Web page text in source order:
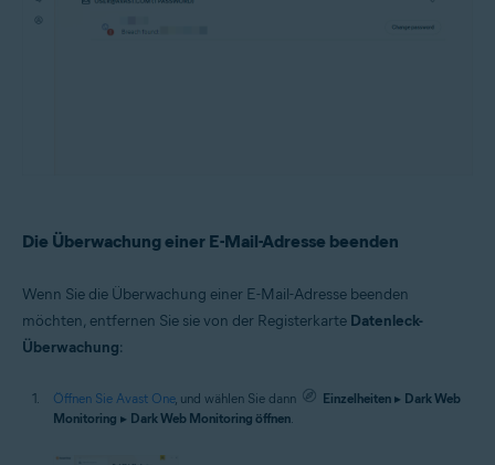
Die Überwachung einer E-Mail-Adresse beenden
Wenn Sie die Überwachung einer E-Mail-Adresse beenden
möchten, entfernen Sie sie von der Registerkarte Datenleck-
Überwachung:
Öffnen Sie Avast One, und wählen Sie dann Einzelheiten ▸ Dark Web
Monitoring ▸ Dark Web Monitoring öffnen.